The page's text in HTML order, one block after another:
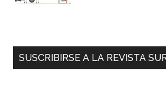
SUSCRIBIRSE A LA REVISTA